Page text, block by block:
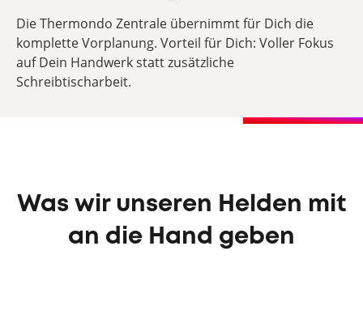
Die Thermondo Zentrale übernimmt für Dich die
komplette Vorplanung. Vorteil für Dich: Voller Fokus
auf Dein Handwerk statt zusätzliche
Schreibtischarbeit.
Was wir unseren Helden mit
an die Hand geben